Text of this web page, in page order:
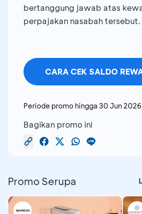
bertanggung jawab atas
perpajakan nasabah tersebut.
CARA CEK SALDO
Periode promo hingga 30 Jun 2026
Bagikan promo ini
Promo Serupa